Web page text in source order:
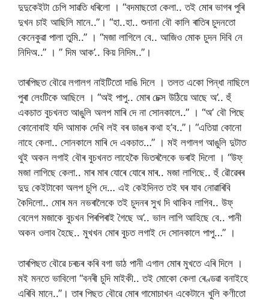
দুদুকেইটা চেপি সাৱতি ধৰিলো । “বদমাছতো কেলা.. তই মোৰ ভাগৰ পুৰি
দুখন চাই আছিলি মানে..”। “হা..হা.. শুনানা বৌ কালি ৰাতিৰ চুদনতো
কেনেকুৱা পালা তুমি..” । “মজা লাগিলে বে.. আজিও মোক চুদন দিবি নে
নিদিঅ..” । ” দিম আক’.. কিয় নিদিম..”।
তাৰপিছত বৌৱে লগালগ নাইটিতো দাঙি দিলে । তলত একো পিন্ধা নাছিলে
পুৰা লেংটিকে আছিলে । “অই পাপু.. মোৰ চেক্স উঠিয়ে আছে অ’.. হুঁ
একচাত বুচখনত আঙুলি অলপ মাৰি দে না সোনকালে..” । “অ’ বৌ পিছে
কোনোবাই যদি আমাক দেখি লই বৰ ডাঙৰ কথা হ’ব..”। “এতিয়া কোনো
নাহে কেলা.. সোনকালে মাৰি দে একচাত…” । মই লগালগ আঙুলি দুটাত
থুই অকন লগাই বৌৰ বুচখনত লাহেকৈ ভিতৰলৈকে ভৰাই দিলো । “উফ্
মজা লাগিছে কেলা.. মাৰ মাৰ যোৰে যোৰে মাৰ.. মজা লাগিছে.. হুঁ ৱৌৱেৰৰ
দুদু কেইটাকো অলপ চুপি দে… এই কেইদিনত তই ঘৰ যাব নোৱাৰিবি
কৈদিলো.. মোৰ মন নভৰালৈকে তই চুদনৰ সুখ দি থাকিব লাগিব.. উফ্
বেলেগ মজাকে বুচখন পিৰপিৰাই গৈছে অ’.. ভাল লাগি আহিছে বে.. পানী
অকন ওলাব হৈছে.. মুখখন মোৰ বুচত লগাই দে সোনকালে পাপু…” ।
তাৰপিছত বৌৱে চৰচৰ কৰি বগা ডাঠ পানী এগাল মোৰ মুখতে এৰি দিলে ।
মই মনতে ভাবিলো “বনৰী চুদি মাইকী.. তই মোকো কেলা ৰেণ্ডৱা বনাইহে
এৰিবি মানে..”। তাৰ পিছত বৌৱে মোৰ গামোচাখন একেটানে খুলি কণীতো